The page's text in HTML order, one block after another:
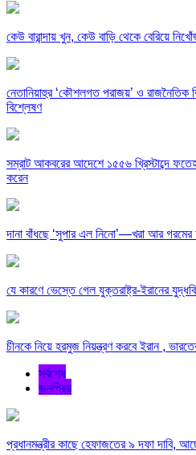
কেউ বারান্দায় খুন, কেউ বাড়ি থেকে বেরিয়ে
নেতানিয়াহুর ‘কৌশলগত পরাজয়’ ও রাজনৈতিক
বিশ্লেষণ
সম্রাট আকবরের আদেশে ১৫৫৬ খ্রিস্টাব্দে ফতেহ
করেন
দানা বাঁধছে ‘সুপার এল নিনো’—খরা আর গরমের
যে কারণে ভেস্তে গেল যুক্তরাষ্ট্র-ইরানের
চীনকে নিয়ে হরমুজ নিয়ন্ত্রণ করবে ইরান ,
সর্বশেষ
জনপ্রিয়
প্রধানমন্ত্রীর কাছে হেফাজতের ৯ দফা দাবি,